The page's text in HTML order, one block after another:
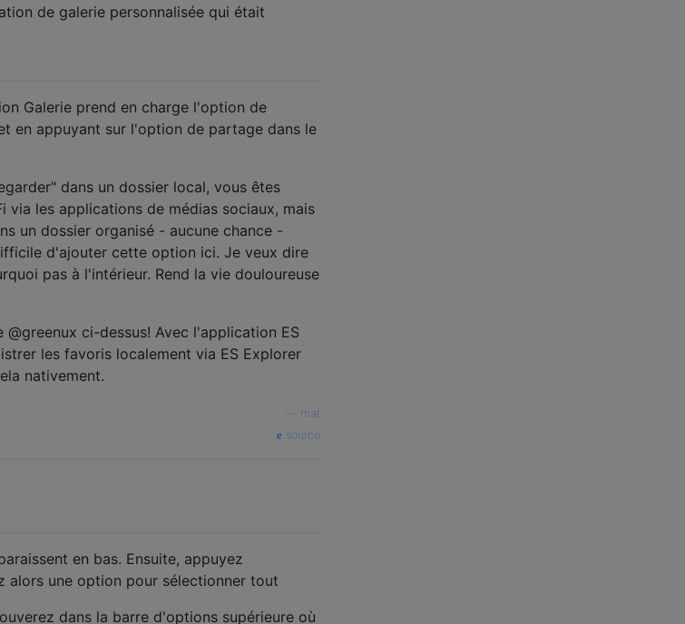
de galerie personnalisée qui était
Galerie prend en charge l'option de
en appuyant sur l'option de partage dans le
dans un dossier local, vous êtes
via les applications de médias sociaux, mais
un dossier organisé - aucune chance -
d'ajouter cette option ici. Je veux dire
pas à l'intérieur. Rend la vie douloureuse
ci-dessus! Avec l'application ES
les favoris localement via ES Explorer
nativement.
mat
source
en bas. Ensuite, appuyez
alors une option pour sélectionner tout
dans la barre d'options supérieure où